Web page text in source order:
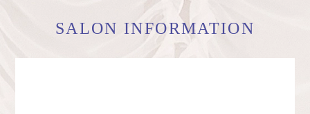
SALON INFORMATION